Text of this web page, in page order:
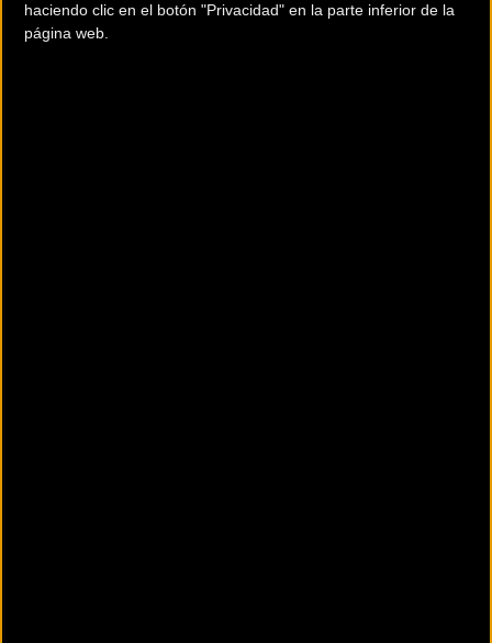
haciendo clic en el botón "Privacidad" en la parte inferior de la
página web.